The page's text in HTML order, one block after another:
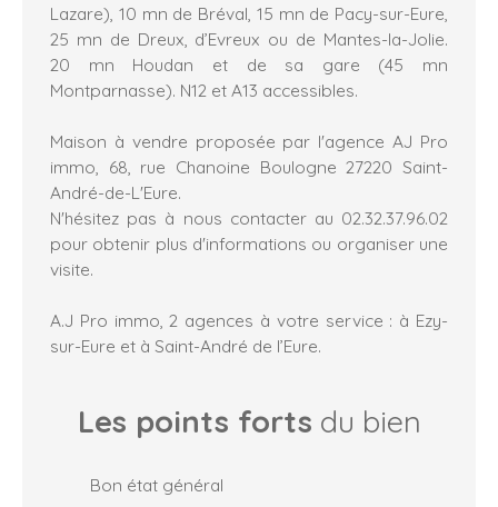
Lazare), 10 mn de Bréval, 15 mn de Pacy-sur-Eure,
25 mn de Dreux, d’Evreux ou de Mantes-la-Jolie.
20 mn Houdan et de sa gare (45 mn
Montparnasse). N12 et A13 accessibles.
Maison à vendre proposée par l'agence AJ Pro
immo, 68, rue Chanoine Boulogne 27220 Saint-
André-de-L'Eure.
N'hésitez pas à nous contacter au 02.32.37.96.02
pour obtenir plus d'informations ou organiser une
visite.
A.J Pro immo, 2 agences à votre service : à Ezy-
sur-Eure et à Saint-André de l’Eure.
Les points forts du bien
Bon état général